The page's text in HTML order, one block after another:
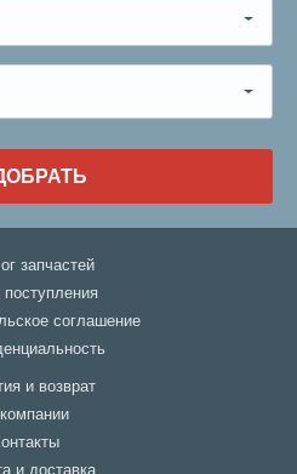
запчастей
соглашение
и возврат
и доставка